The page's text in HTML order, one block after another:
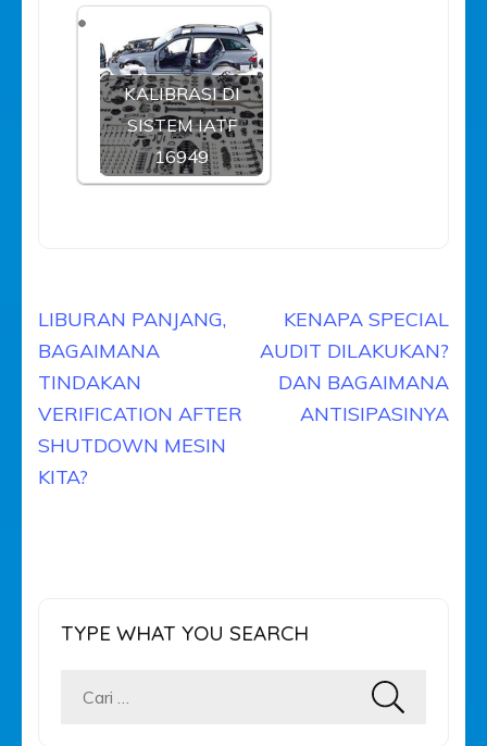
KALIBRASI DI
SISTEM IATF
16949
Navigasi
pos
LIBURAN PANJANG,
BAGAIMANA
TINDAKAN
VERIFICATION AFTER
SHUTDOWN MESIN
KITA?
KENAPA SPECIAL
AUDIT DILAKUKAN?
DAN BAGAIMANA
ANTISIPASINYA
TYPE WHAT YOU SEARCH
Cari